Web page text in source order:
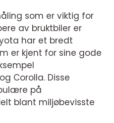
som er viktig for
av bruktbiler er
har et bredt
er kjent for sine gode
Corolla. Disse
på
blant miljøbevisste